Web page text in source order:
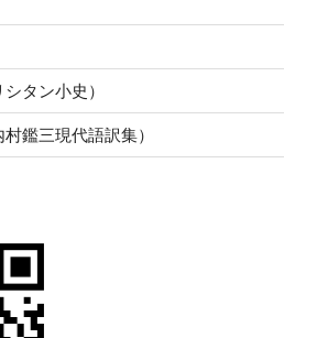
タン小史）
鑑三現代語訳集）